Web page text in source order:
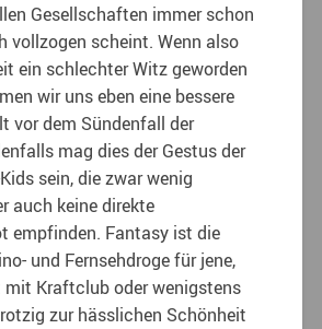
Gesellschaften immer schon
vollzogen scheint. Wenn also
ein schlechter Witz geworden
wir uns eben eine bessere
vor dem Sündenfall der
mag dies der Gestus der
sein, die zwar wenig
auch keine direkte
empfinden. Fantasy ist die
und Fernsehdroge für jene,
Kraftclub oder wenigstens
zur hässlichen Schönheit